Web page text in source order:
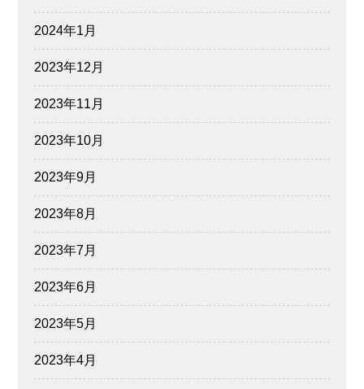
2024年1月
2023年12月
2023年11月
2023年10月
2023年9月
2023年8月
2023年7月
2023年6月
2023年5月
2023年4月